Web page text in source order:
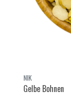
NIK
Gelbe Bohnen